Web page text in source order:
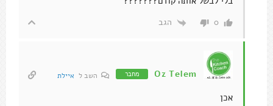
0 הגב
Oz Telem מחבר השב ל איילת
אכן